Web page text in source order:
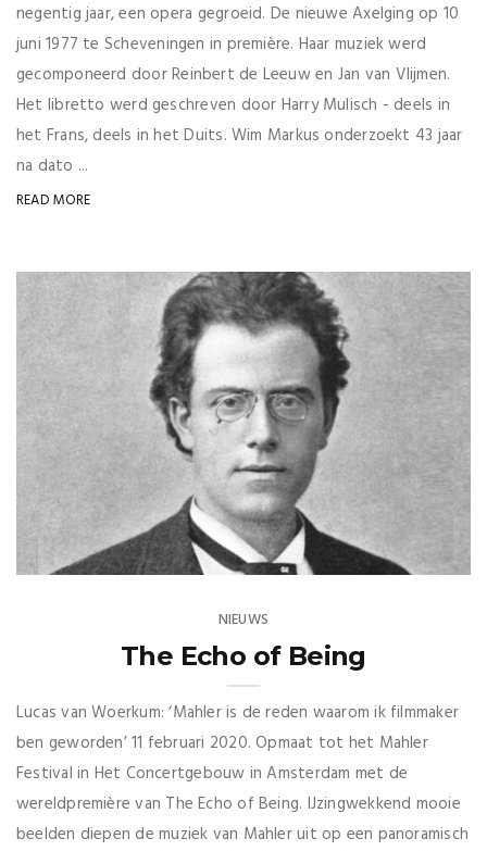
negentig jaar, een opera gegroeid. De nieuwe Axelging op 10
juni 1977 te Scheveningen in première. Haar muziek werd
gecomponeerd door Reinbert de Leeuw en Jan van Vlijmen.
Het libretto werd geschreven door Harry Mulisch - deels in
het Frans, deels in het Duits. Wim Markus onderzoekt 43 jaar
na dato ...
READ MORE
NIEUWS
The Echo of Being
Lucas van Woerkum: ‘Mahler is de reden waarom ik filmmaker
ben geworden’ 11 februari 2020. Opmaat tot het Mahler
Festival in Het Concertgebouw in Amsterdam met de
wereldpremière van The Echo of Being. IJzingwekkend mooie
beelden diepen de muziek van Mahler uit op een panoramisch